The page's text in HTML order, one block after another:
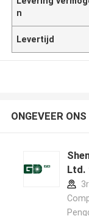
n
Levertijd
ONGEVEER ONS
Ltd.